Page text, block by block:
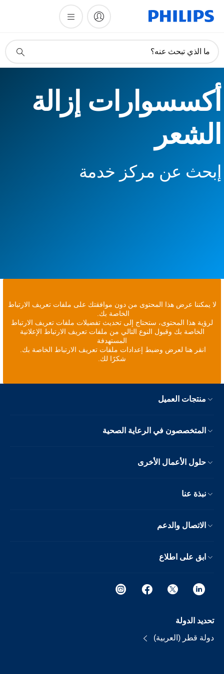
دعم
ما الذي تبحث عنه؟
أكسسوارات إزالة
الشعر
إبحث عن مركز خدمة
لا يمكننا عرض هذا المحتوى من دون موافقتك على ملفات تعريف الارتباط
الخاصة بك.
لرؤية هذا المحتوى، ستحتاج إلى تحديث تفضيلات ملفات تعريف الارتباط
الخاصة بك وقبول النوع التالي من ملفات تعريف الارتباط الإعلانية
المستهدفة
انقر هنا لعرض وضبط إعدادات ملفات تعريف الارتباط الخاصة بك.
شكرًا لك.
منتجات العميل
المتخصصون في الرعاية الصحية
حلول الأعمال الأخرى
نبذة عنا
الاتصال والدعم
ابق على اطلاع
تحديد الدولة
دولة قطر (العربية)